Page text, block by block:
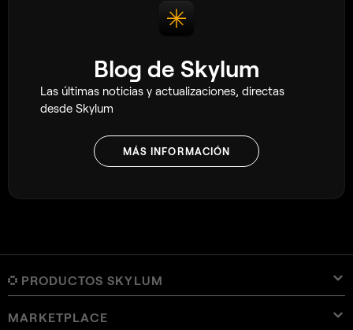
Blog de Skylum
Las últimas noticias y actualizaciones, directas
desde Skylum
MÁS INFORMACIÓN
PRODUCTOS SKYLUM
Luminar Neo
MARKETPLACE